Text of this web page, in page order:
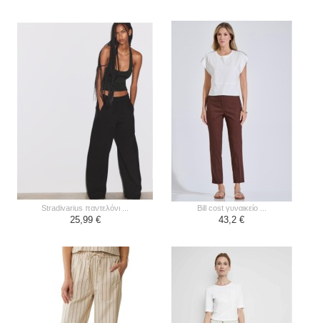
stradivarius παντελόνι ...
25,99 €
bill cost γυναικείο ...
43,2 €